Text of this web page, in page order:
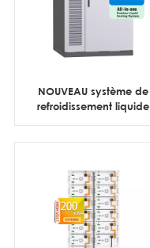
NOUVEAU système de
refroidissement liquide